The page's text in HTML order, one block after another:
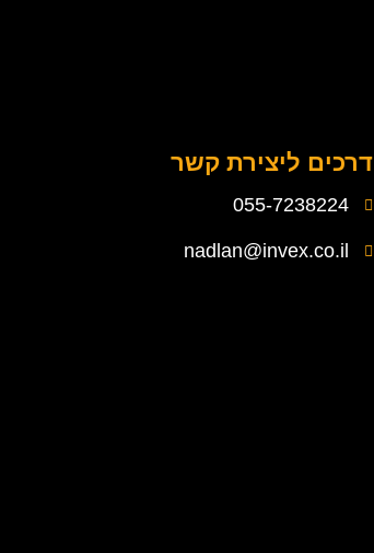
דרכים ליצירת קשר
055-7238224
nadlan@invex.co.il